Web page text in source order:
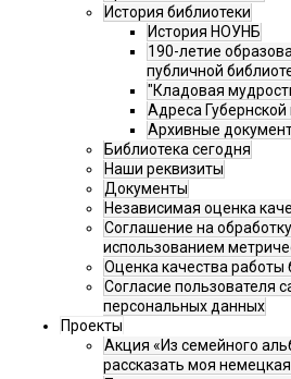
История библиотеки
История НОУНБ
190-летие
публичной
"Кладовая
Адреса
Архивные
Библиотека сегодня
Наши реквизиты
Документы
Независимая оценка
Соглашение на
использованием
Оценка качества работы
Согласие пользователя
персональных данных
Проекты
Акция «Из семейного
рассказать моя